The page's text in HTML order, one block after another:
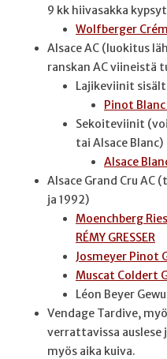
9 kk hiivasakka
Wolfberger
Alsace AC (luokitus
ranskan AC viineistä
Lajikeviinit
Pinot
Sekoiteviinit
tai Alsace Blanc)
Alsace
Alsace Grand Cru AC
ja 1992)
Moenchberg
RÉMY GRESSER
Josmeyer Pinot
Muscat Coldert
Léon Beyer
Vendage Tardive,
verrattavissa auslese
myös aika kuiva.